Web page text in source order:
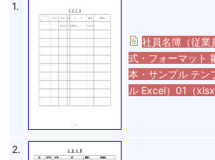
1.
社員名簿（従業
式・フォーマット
本・サンプル テン
ル Excel）01（
2.